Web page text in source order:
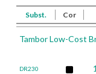
Subst. Cor
Tambor Low-Cost
DR230